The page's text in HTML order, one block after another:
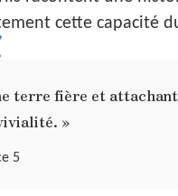
cette capacité
terre fière et
»
5